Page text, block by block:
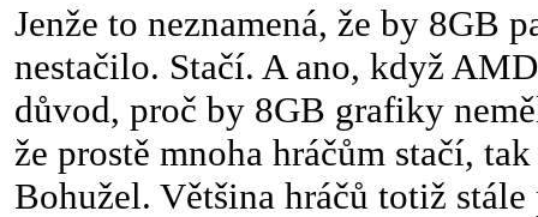
Jenže to neznamená, že by 8GB
nestačilo. Stačí. A ano, když
důvod, proč by 8GB grafiky
že prostě mnoha hráčům stačí,
Bohužel. Většina hráčů totiž